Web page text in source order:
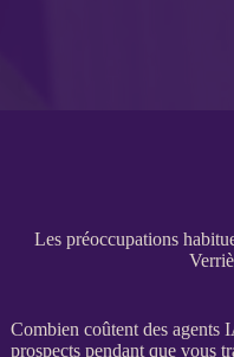
Les préoccupations
Combien coûtent des agents
prospects pendant que vous